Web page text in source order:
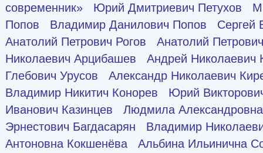
современник»
Юрий Дмитриевич Петухов
Попов
Владимир Данилович Попов
Сергей
Анатолий Петрович Рогов
Анатолий
Николаевич Арцибашев
Андрей Николаевич
Глебович Урусов
Александр Николаевич
Владимир Никитич Конорев
Юрий
Иванович Казинцев
Людмила
Эрнестович Багдасарян
Владимир
Антоновна Кокшенёва
Альбина Ильинична